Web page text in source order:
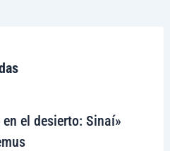
en el desierto: Sinaí»